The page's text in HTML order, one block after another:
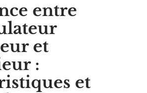
entre
et
:
et